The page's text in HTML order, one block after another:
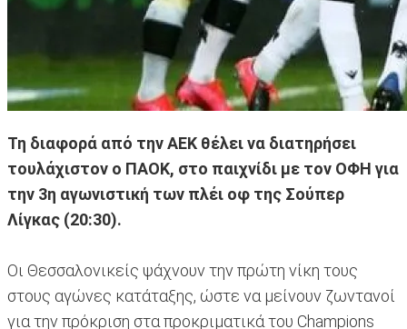
Τη διαφορά από την ΑΕΚ θέλει να διατηρήσει
τουλάχιστον ο ΠΑΟΚ, στο παιχνίδι με τον ΟΦΗ για
την 3η αγωνιστική των πλέι οφ της Σούπερ
Λίγκας (20:30).
Οι Θεσσαλονικείς ψάχνουν την πρώτη νίκη τους
στους αγώνες κατάταξης, ώστε να μείνουν ζωντανοί
για την πρόκριση στα προκριματικά του Champions